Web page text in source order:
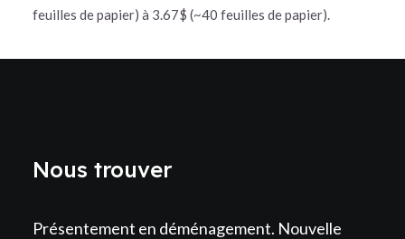
feuilles de papier) à 3.67$ (~40 feuilles de papier).
Nous trouver
Présentement en déménagement. Nouvelle